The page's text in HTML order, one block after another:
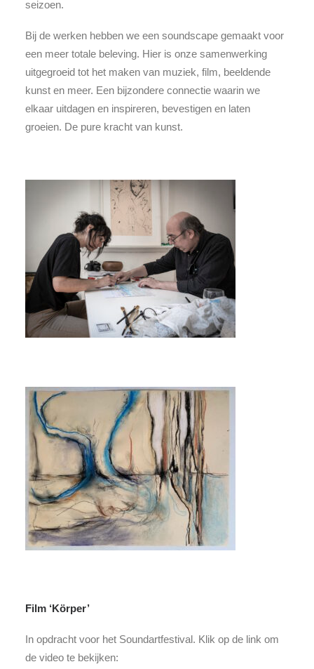
seizoen.
Bij de werken hebben we een soundscape gemaakt voor
een meer totale beleving. Hier is onze samenwerking
uitgegroeid tot het maken van muziek, film, beeldende
kunst en meer. Een bijzondere connectie waarin we
elkaar uitdagen en inspireren, bevestigen en laten
groeien. De pure kracht van kunst.
Film ‘Körper’
In opdracht voor het Soundartfestival. Klik op de link om
de video te bekijken: